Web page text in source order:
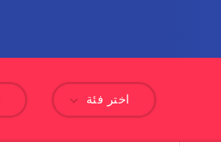
اختر فئة